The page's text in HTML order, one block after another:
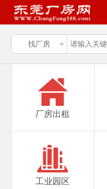
厂房出租
工业园区